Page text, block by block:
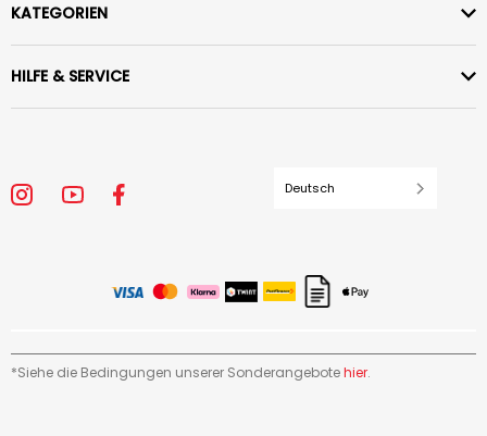
KATEGORIEN
HILFE & SERVICE
Deutsch
*Siehe die Bedingungen unserer Sonderangebotehier.